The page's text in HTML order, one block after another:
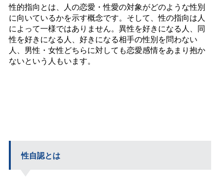
性的指向とは、人の恋愛・性愛の対象がどのような性別
に向いているかを示す概念です。そして、性の指向は人
によって一様ではありません。異性を好きになる人、同
性を好きになる人、好きになる相手の性別を問わない
人、男性・女性どちらに対しても恋愛感情をあまり抱か
ないという人もいます。
性自認とは